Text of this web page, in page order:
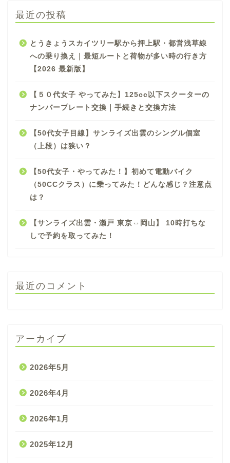
最近の投稿
とうきょうスカイツリー駅から押上駅・都営浅草線
への乗り換え｜最短ルートと荷物が多い時の行き方
【2026 最新版】
【５０代女子 やってみた】125cc以下スクーターの
ナンバープレート交換｜手続きと交換方法
【50代女子目線】サンライズ出雲のシングル個室
（上段）は狭い？
【50代女子・やってみた！】初めて電動バイク
（50CCクラス）に乗ってみた！どんな感じ？注意点
は？
【サンライズ出雲・瀬戸 東京⇔岡山】 10時打ちな
しで予約を取ってみた！
最近のコメント
アーカイブ
2026年5月
2026年4月
2026年1月
2025年12月